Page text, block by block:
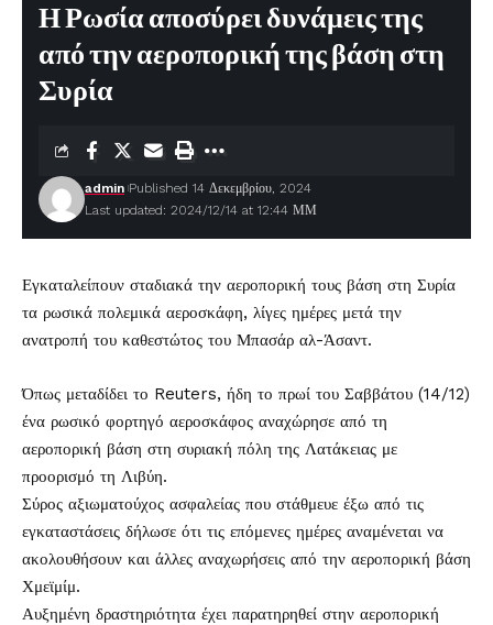
Η Ρωσία αποσύρει δυνάμεις της
από την αεροπορική της βάση στη
Συρία
Last updated: 2024/12/14 at 12:44 ΜΜ
admin Published 14 Δεκεμβρίου, 2024
Εγκαταλείπουν σταδιακά την αεροπορική τους βάση στη Συρία
τα ρωσικά πολεμικά αεροσκάφη, λίγες ημέρες μετά την
ανατροπή του καθεστώτος του Μπασάρ αλ-Άσαντ.
Όπως μεταδίδει το Reuters, ήδη το πρωί του Σαββάτου (14/12)
ένα ρωσικό φορτηγό αεροσκάφος αναχώρησε από τη
αεροπορική βάση στη συριακή πόλη της Λατάκειας με
προορισμό τη Λιβύη.
Σύρος αξιωματούχος ασφαλείας που στάθμευε έξω από τις
εγκαταστάσεις δήλωσε ότι τις επόμενες ημέρες αναμένεται να
ακολουθήσουν και άλλες αναχωρήσεις από την αεροπορική βάση
Χμεϊμίμ.
Αυξημένη δραστηριότητα έχει παρατηρηθεί στην αεροπορική